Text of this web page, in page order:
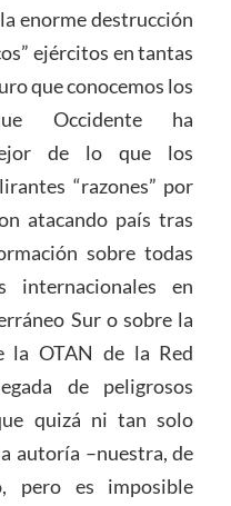
enorme destrucción
ejércitos en tantas
que conocemos los
Occidente ha
de lo que los
“razones” por
atacando país tras
sobre todas
internacionales en
Sur o sobre la
la OTAN de la Red
de peligrosos
quizá ni tan solo
autoría –nuestra, de
pero es imposible